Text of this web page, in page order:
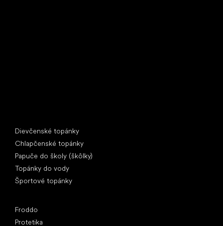
Dievčenské topánky
Chlapčenské topánky
Papuče do školy (škôlky)
Topánky do vody
Športové topánky
Froddo
Protetika